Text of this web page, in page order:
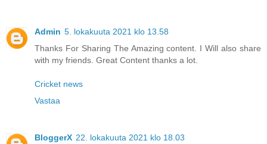
Admin 5. lokakuuta 2021 klo 13.58
Thanks For Sharing The Amazing content. I Will also share
with my friends. Great Content thanks a lot.
Cricket news
Vastaa
BloggerX 22. lokakuuta 2021 klo 18.03